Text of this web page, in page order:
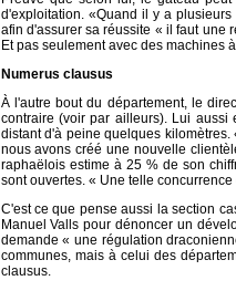
d'exploitation. «Quand il y a
afin d'assurer sa réussite « il faut une
Et pas seulement avec des machines
Numerus clausus
À l'autre bout du département, le
contraire (voir par ailleurs). Lui
distant d'à peine quelques
nous avons créé une nouvelle
raphaëlois estime à 25 % de son
sont ouvertes. « Une telle
C'est ce que pense aussi la section
Manuel Valls pour dénoncer un
demande « une régulation
communes, mais à celui des
clausus.